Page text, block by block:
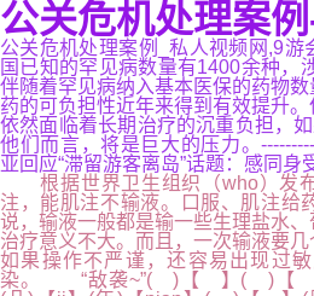
公关危机处理案
公关危机处理案例_私人视频网,9
国已知的罕见病数量有1400余种，
伴随着罕见病纳入基本医保的药物
药的可负担性近年来得到有效提升。
依然面临着长期治疗的沉重负担，
他们而言，将是巨大的压力。
亚回应“滞留游客离岛”话题：感同身
根据世界卫生组织（who）发
注，能肌注不输液。口服、肌注给
说，输液一般都是输一些生理盐水
治疗意义不大。而且，一次输液要几
如果操作不严谨，还容易出现过
染。 “敌袭~”( )【 】( )【 】(